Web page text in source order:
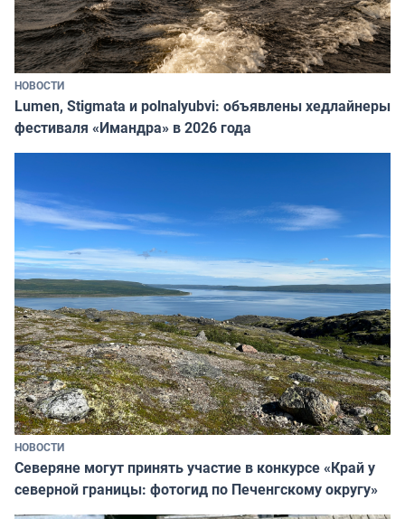
НОВОСТИ
Lumen, Stigmata и polnalyubvi: объявлены хедлайнеры
фестиваля «Имандра» в 2026 года
НОВОСТИ
Северяне могут принять участие в конкурсе «Край у
северной границы: фотогид по Печенгскому округу»